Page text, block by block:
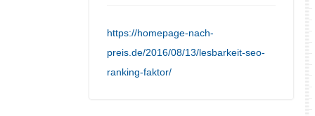
https://homepage-nach-
preis.de/2016/08/13/lesbarkeit-seo-
ranking-faktor/